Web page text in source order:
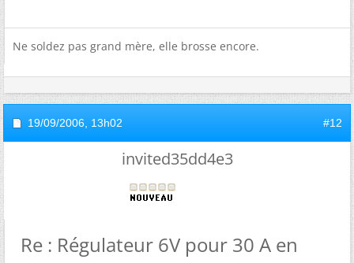
Ne soldez pas grand mère, elle brosse encore.
19/09/2006, 13h02 #12
invited35dd4e3
Re : Régulateur 6V pour 30 A en